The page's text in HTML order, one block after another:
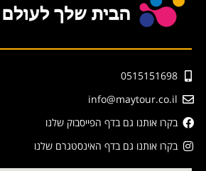
0515151698
info@maytour.co.il
בקרו אותנו גם בדף הפייסבוק שלנו
בקרו אותנו גם בדף האינסטגרם שלנו